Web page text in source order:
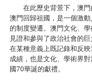
在此歷史背景下，澳門
澳門回歸祖國，是一個激
的制度變遷。澳門文化、
見證和參與了政治社會的
在某種意義上既記錄和反
成績，也是文化、學術界
國70華誕的獻禮。